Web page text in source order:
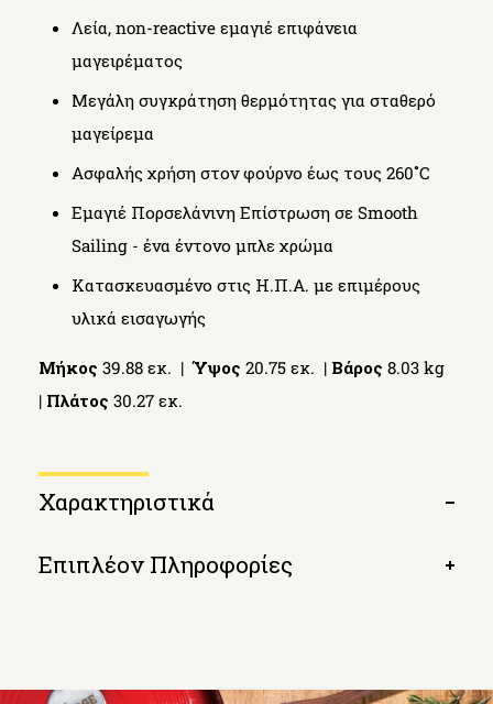
Λεία, non-reactive εμαγιέ επιφάνεια
μαγειρέματος
Μεγάλη συγκράτηση θερμότητας για σταθερό
μαγείρεμα
Ασφαλής χρήση στον φούρνο έως τους 260˚C
Εμαγιέ Πορσελάνινη Επίστρωση σε Smooth
Sailing - ένα έντονο μπλε χρώμα
Κατασκευασμένο στις Η.Π.Α. με επιμέρους
υλικά εισαγωγής
Μήκος 39.88 εκ. |Ύψος 20.75 εκ. | Βάρος 8.03 kg
| Πλάτος 30.27 εκ.
Χαρακτηριστικά
Open
Επιπλέον Πληροφορίες
Open